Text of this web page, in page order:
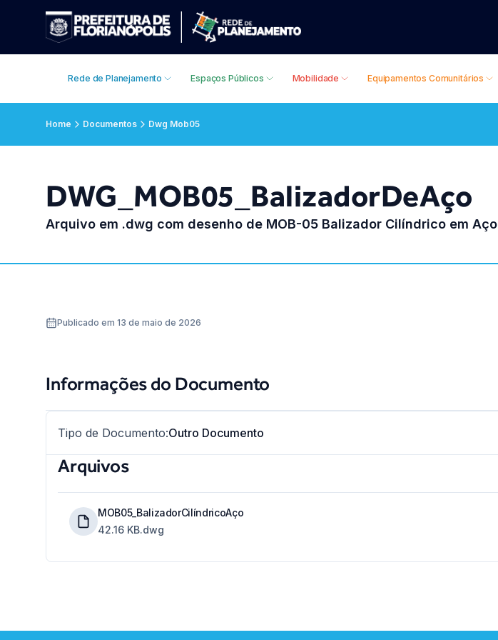
Rede de Planejamento Espaços Públicos Mobilidade Equipamentos Comunitários
Home Documentos Dwg Mob05
DWG_MOB05_BalizadorDeAço
Arquivo em .dwg com desenho de MOB-05 Balizador Cilíndrico em Aço
Publicado em 13 de maio de 2026
Informações do Documento
Tipo de Documento:Outro Documento
Arquivos
MOB05_BalizadorCilíndricoAço
42.16 KB.dwg